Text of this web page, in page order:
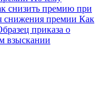
снизить премию при
снижения премии Как
приказа о
взыскании